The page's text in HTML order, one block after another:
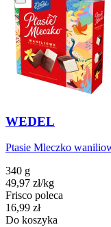
WEDEL
Ptasie Mleczko
340 g
49,97 zł/kg
Frisco poleca
Cena
16,99 zł
Do koszyka